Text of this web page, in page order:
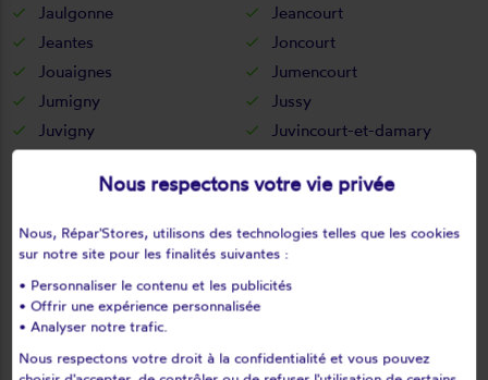
Jaulgonne
Jeancourt
Jeantes
Joncourt
Jouaignes
Jumencourt
Jumigny
Jussy
Juvigny
Juvincourt-et-damary
La celle-sous-montmirail
La chapelle-monthodon
La fère
La ferté-chevresis
La ferté-milon
La hérie
La malmaison
La neuville-en-beine
La neuville-lès-dorengt
La vallée-au-blé
Nous respectons votre vie privée
Nous, Répar'Stores, utilisons des technologies telles que les cookies
sur notre site pour les finalités suivantes :
• Personnaliser le contenu et les publicités
• Offrir une expérience personnalisée
• Analyser notre trafic.
Nous respectons votre droit à la confidentialité et vous pouvez